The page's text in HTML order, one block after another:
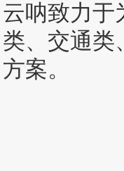
云呐致力于
类、交通类
方案。